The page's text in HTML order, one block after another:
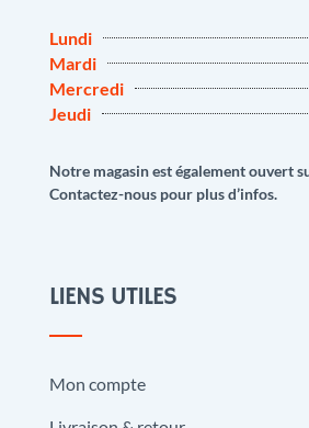
Lundi
Mardi
Mercredi
Jeudi
Notre magasin est également ouvert
Contactez-nous pour plus d’infos.
LIENS UTILES
Mon compte